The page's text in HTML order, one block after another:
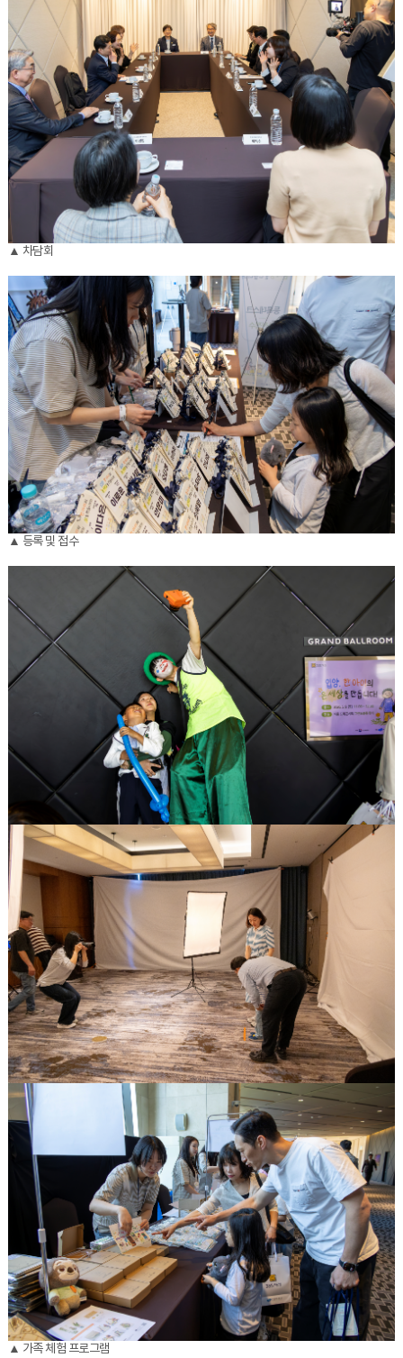
▲ 차담회
▲ 등록 및 접수
▲ 가족 체험 프로그램